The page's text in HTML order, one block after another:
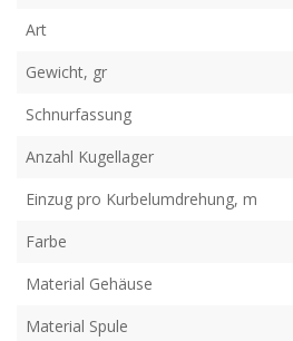
Art
Gewicht, gr
Schnurfassung
Anzahl Kugellager
Einzug pro Kurbelumdrehung, m
Farbe
Material Gehäuse
Material Spule